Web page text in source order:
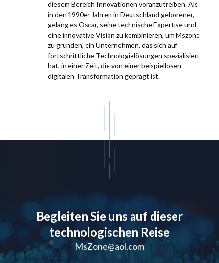
diesem Bereich Innovationen voranzutreiben. Als
in den 1990er Jahren in Deutschland geborener,
gelang es Oscar, seine technische Expertise und
eine innovative Vision zu kombinieren, um Mszone
zu gründen, ein Unternehmen, das sich auf
fortschrittliche Technologielösungen spezialisiert
hat, in einer Zeit, die von einer beispiellosen
digitalen Transformation geprägt ist.
Begleiten Sie uns auf dieser
technologischen Reise
MsZone@aol.com